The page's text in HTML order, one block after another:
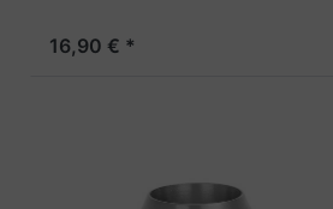
16,90 € *